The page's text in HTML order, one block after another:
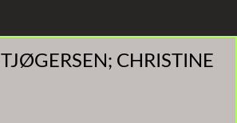
TJØGERSEN; CHRISTINE